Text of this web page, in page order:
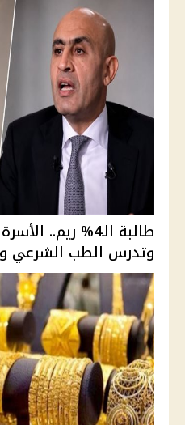
طالبة الـ4%
وتدرس الطب الشرعي